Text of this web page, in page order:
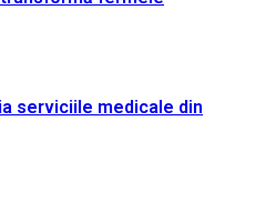
serviciile medicale din